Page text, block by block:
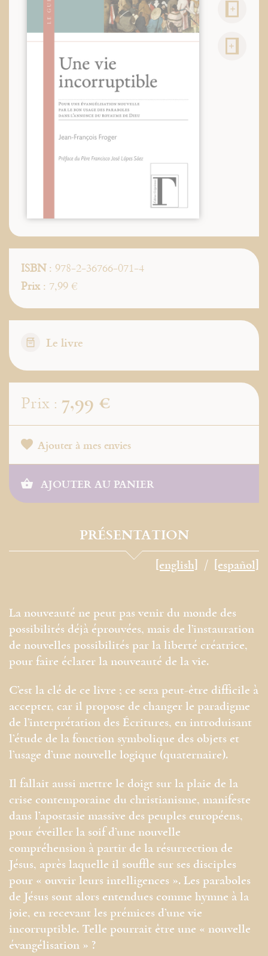
ISBN: 978-2-36766-071-4
Prix: 7,99 €
Le livre
Prix : 7,99 €
Ajouter à mes envies
AJOUTER AU PANIER
PRÉSENTATION
[english] [español]
La nouveauté ne peut pas venir du monde des
possibilités déjà éprouvées, mais de l’instauration
de nouvelles possibilités par la liberté créatrice,
pour faire éclater la nouveauté de la vie.
C’est la clé de ce livre ; ce sera peut-être difficile à
accepter, car il propose de changer le paradigme
de l’interprétation des Écritures, en introduisant
l’étude de la fonction symbolique des objets et
l’usage d’une nouvelle logique (quaternaire).
Il fallait aussi mettre le doigt sur la plaie de la
crise contemporaine du christianisme, manifeste
dans l’apostasie massive des peuples européens,
pour éveiller la soif d’une nouvelle
compréhension à partir de la résurrection de
Jésus, après laquelle il souffle sur ses disciples
pour « ouvrir leurs intelligences ». Les paraboles
de Jésus sont alors entendues comme hymne à la
joie, en recevant les prémices d’une vie
incorruptible. Telle pourrait être une « nouvelle
évangélisation » ?